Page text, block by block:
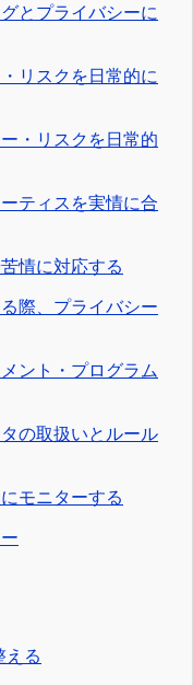
とプライバシーに
リスクを日常的に
・リスクを日常的
ティスを実情に合
情に対応する
際、プライバシー
ント・プログラム
の取扱いとルール
モニターする
える